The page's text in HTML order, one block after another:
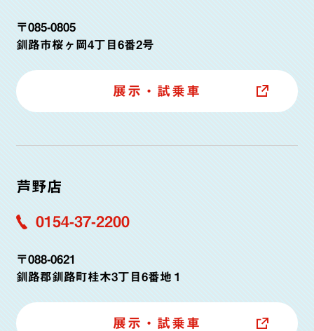
〒085-0805
釧路市桜ヶ岡4丁目6番2号
展示・試乗車
芦野店
0154-37-2200
〒088-0621
釧路郡釧路町桂木3丁目6番地１
展示・試乗車